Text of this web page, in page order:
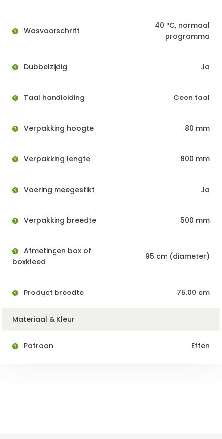
Wasvoorschrift
40 °C, normaal
programma
Dubbelzijdig Ja
Taal handleiding Geen taal
Verpakking hoogte 80 mm
Verpakking lengte 800 mm
Voering meegestikt Ja
Verpakking breedte 500 mm
Afmetingen box of
boxkleed
95 cm (diameter)
Product breedte 75.00 cm
Materiaal & Kleur
Patroon Effen